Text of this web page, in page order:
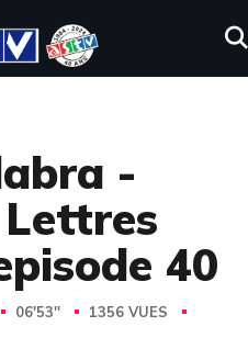
-
40
06'53''
1356 VUES